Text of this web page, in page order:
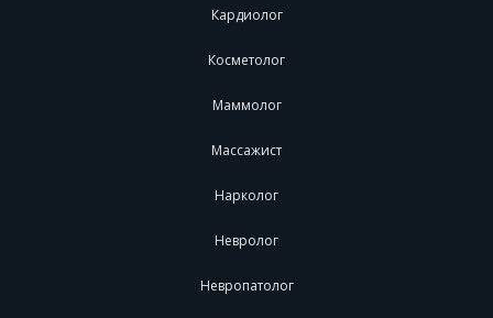
Кардиолог
Косметолог
Маммолог
Массажист
Нарколог
Невролог
Невропатолог